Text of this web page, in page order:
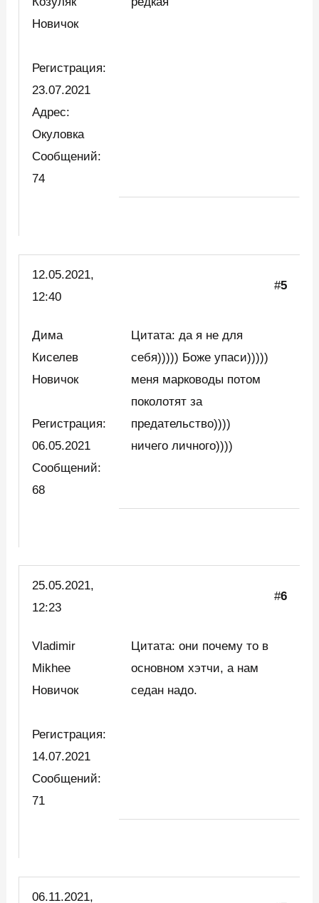
Новичок
Регистрация:
23.07.2021
Адрес:
Окуловка
Сообщений:
74
12.05.2021,
12:40
#5
Дима
Киселев
Новичок
Регистрация:
06.05.2021
Сообщений:
68
Цитата: да я не для
себя))))) Боже упаси)))))
меня марководы потом
поколотят за
предательство))))
ничего личного))))
25.05.2021,
12:23
#6
Vladimir
Mikhee
Новичок
Регистрация:
14.07.2021
Сообщений:
71
Цитата: они почему то в
основном хэтчи, а нам
седан надо.
06.11.2021,